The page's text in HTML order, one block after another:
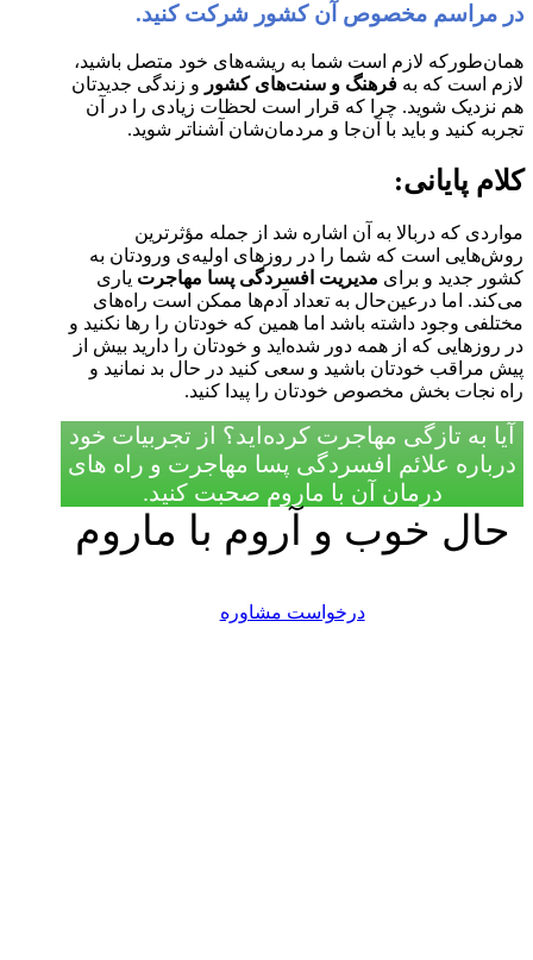
در مراسم مخصوص آن کشور شرکت کنید.
همان‌طورکه لازم است شما به ریشه‌های خود متصل باشید،
لازم است که به فرهنگ و سنت‌‌های کشور و زندگی جدیدتان
هم نزدیک شوید. چرا که قرار است لحظات زیادی را در آن
تجربه کنید و باید با آن‌جا و مردمان‌شان آشناتر شوید.
کلام پایانی:
مواردی که دربالا به آن اشاره شد از جمله مؤثرترین
روش‌هایی است که شما را در روزهای اولیه‌ی ورودتان به
کشور جدید و برای مدیریت افسردگی پسا مهاجرت یاری
می‌کند. اما درعین‌حال به تعداد آدم‌ها ممکن است راه‌های
مختلفی وجود داشته باشد اما همین که خودتان را رها نکنید و
در روزهایی که از همه دور شده‌اید و خودتان را دارید بیش ‌از
پیش مراقب خودتان باشید و سعی کنید در حال بد نمانید و
راه نجات بخش مخصوص خودتان را پیدا کنید.
آیا به تازگی مهاجرت کرده‌اید؟ از تجربیات خود
درباره علائم افسردگی پسا مهاجرت و راه های
درمان آن با ماروم صحبت کنید.
حال خوب و آروم با ماروم
درخواست مشاوره